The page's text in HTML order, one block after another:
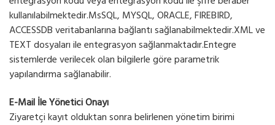
kullanılabilmektedir.MsSQL, MYSQL, ORACLE, FIREBIRD,
ACCESSDB veritabanlarına bağlantı sağlanabilmektedir.XML ve
TEXT dosyaları ile entegrasyon sağlanmaktadır.Entegre
sistemlerde verilecek olan bilgilerle göre parametrik
yapılandırma sağlanabilir.
E-Mail İle Yönetici Onayı
Ziyaretçi kayıt olduktan sonra belirlenen yönetim birimi